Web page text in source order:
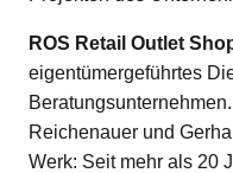
ROS Retail Outlet
eigentümergeführtes
Reichenauer und
Werk: Seit mehr als 20